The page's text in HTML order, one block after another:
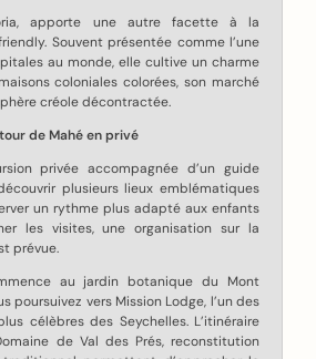
apporte une autre facette à la
Souvent présentée comme l’une
au monde, elle cultive un charme
coloniales colorées, son marché
créole décontractée.
de Mahé en privé
privée accompagnée d’un guide
plusieurs lieux emblématiques
un rythme plus adapté aux enfants
les visites, une organisation sur la
prévue.
au jardin botanique du Mont
poursuivez vers Mission Lodge, l’un des
célèbres des Seychelles. L’itinéraire
de Val des Prés, reconstitution